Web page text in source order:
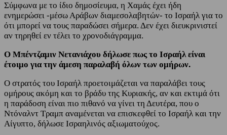
Σύμφωνα με το ίδιο δημοσίευμα, η Χαμάς έχει ήδη
ενημερώσει -μέσω Αράβων διαμεσολαβητών- το Ισραήλ για το
ότι μπορεί να τους παραδώσει σήμερα. Δεν έχει διευκρινιστεί
αν τηρηθεί εν τέλει το χρονοδιάγραμμα.
Ο Μπέντζαμιν Νετανιάχου δήλωσε πως το Ισραήλ είναι
έτοιμο για την άμεση παραλαβή όλων των ομήρων.
Ο στρατός του Ισραήλ προετοιμάζεται να παραλάβει τους
ομήρους ακόμη και το βράδυ της Κυριακής, αν και εκτιμά ότι
η παράδοση είναι πιο πιθανό να γίνει τη Δευτέρα, που ο
Ντόναλντ Τραμπ αναμένεται να επισκεφθεί το Ισραήλ και την
Αίγυπτο, δήλωσε Ισραηλινός αξιωματούχος.